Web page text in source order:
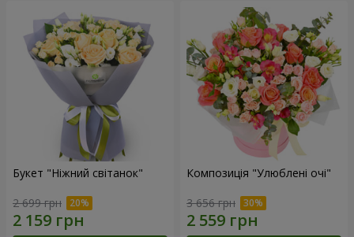
Букет "Ніжний світанок"
2 699 грн
Композиція "Улюблені очі"
3 656 грн